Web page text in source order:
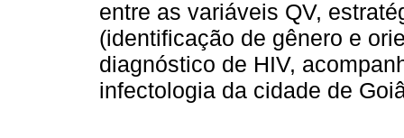
entre as variáveis QV,
(identificação de gênero e
diagnóstico de HIV,
infectologia da cidade de